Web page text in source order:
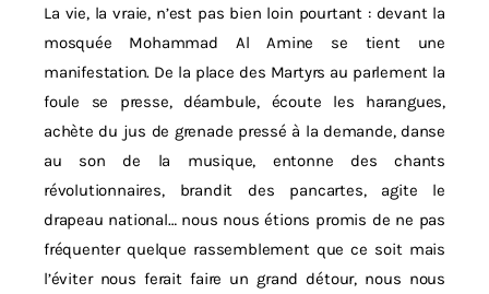
La vie, la vraie, n’est pas bien loin pourtant : devant la
mosquée Mohammad Al Amine se tient une
manifestation. De la place des Martyrs au parlement la
foule se presse, déambule, écoute les harangues,
achète du jus de grenade pressé à la demande, danse
au son de la musique, entonne des chants
révolutionnaires, brandit des pancartes, agite le
drapeau national… nous nous étions promis de ne pas
fréquenter quelque rassemblement que ce soit mais
l’éviter nous ferait faire un grand détour, nous nous